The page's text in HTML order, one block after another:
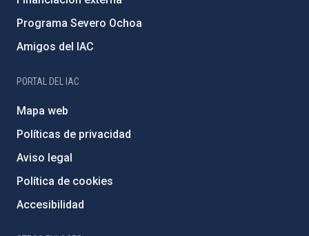
Programa Severo Ochoa
Amigos del IAC
PORTAL DEL IAC
Mapa web
Políticas de privacidad
Aviso legal
Política de cookies
Accesibilidad